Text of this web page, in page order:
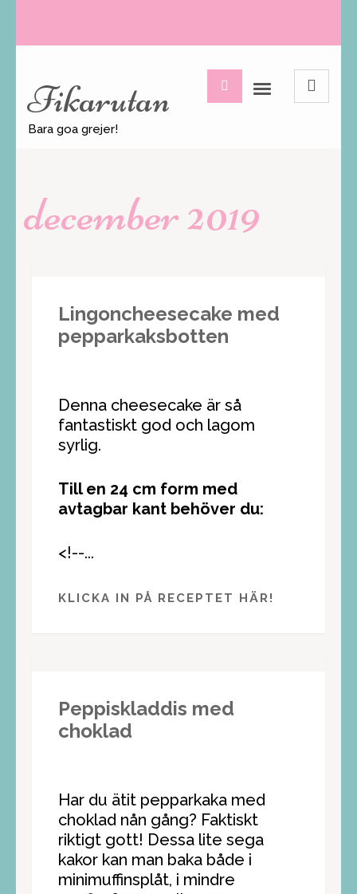
Fikarutan
Bara goa grejer!
december 2019
Lingoncheesecake med
pepparkaksbotten
Denna cheesecake är så
fantastiskt god och lagom
syrlig.
Till en 24 cm form med
avtagbar kant behöver du:
<!--...
KLICKA IN PÅ RECEPTET HÄR!
Peppiskladdis med
choklad
Har du ätit pepparkaka med
choklad nån gång? Faktiskt
riktigt gott! Dessa lite sega
kakor kan man baka både i
minimuffinsplåt, i mindre